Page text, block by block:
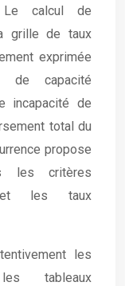
Le calcul de
grille de taux
exprimée
de capacité
incapacité de
total du
propose
les critères
et les taux
les
tableaux